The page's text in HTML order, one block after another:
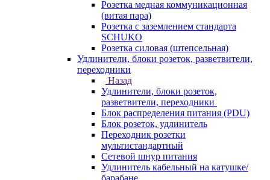
Розетка медная коммуникационная
(витая пара)
Розетка с заземлением стандарта
SCHUKO
Розетка силовая (штепсельная)
Удлинители, блоки розеток, разветвители,
переходники
Назад
Удлинители, блоки розеток,
разветвители, переходники
Блок распределения питания (PDU)
Блок розеток, удлинитель
Переходник розетки
мультистандартный
Сетевой шнур питания
Удлинитель кабельный на катушке/
барабане